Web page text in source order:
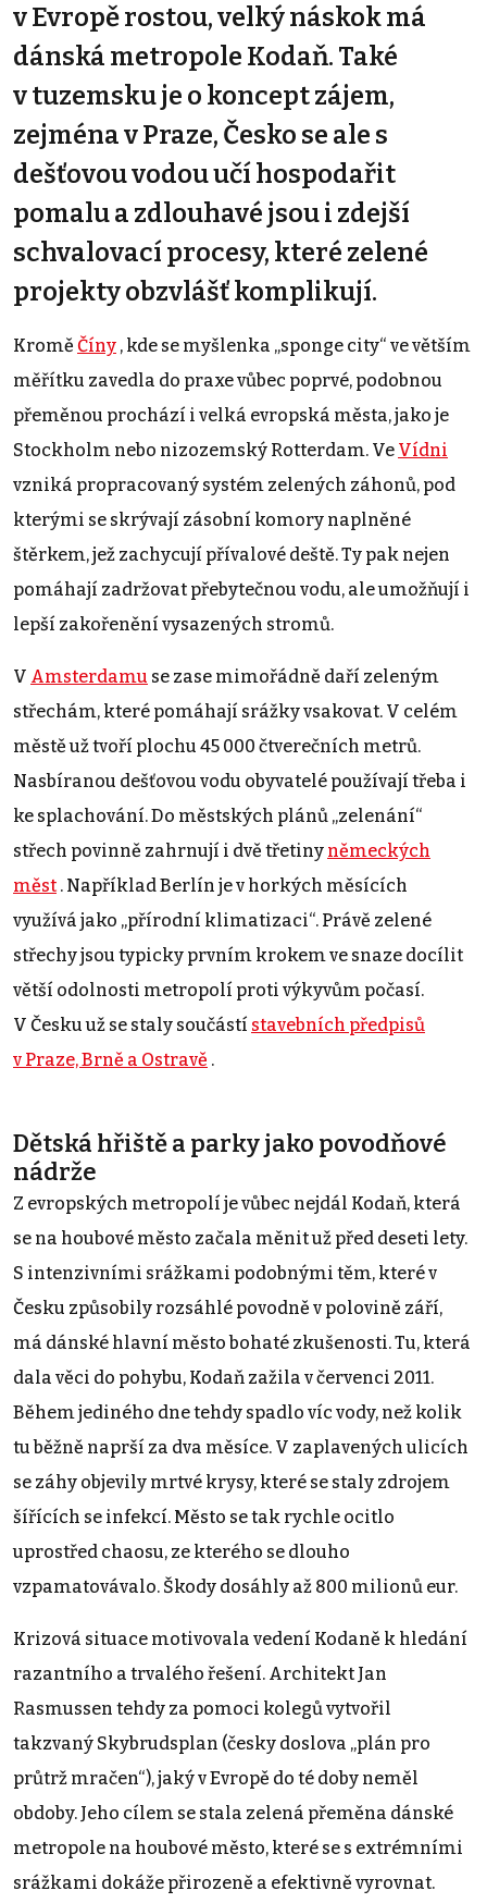
v Evropě rostou, velký náskok má
dánská metropole Kodaň. Také
v tuzemsku je o koncept zájem,
zejména v Praze, Česko se ale s
dešťovou vodou učí hospodařit
pomalu a zdlouhavé jsou i zdejší
schvalovací procesy, které zelené
projekty obzvlášť komplikují.
Kromě Číny , kde se myšlenka „sponge city“ ve větším
měřítku zavedla do praxe vůbec poprvé, podobnou
přeměnou prochází i velká evropská města, jako je
Stockholm nebo nizozemský Rotterdam. Ve Vídni
vzniká propracovaný systém zelených záhonů, pod
kterými se skrývají zásobní komory naplněné
štěrkem, jež zachycují přívalové deště. Ty pak nejen
pomáhají zadržovat přebytečnou vodu, ale umožňují i
lepší zakořenění vysazených stromů.
V Amsterdamu se zase mimořádně daří zeleným
střechám, které pomáhají srážky vsakovat. V celém
městě už tvoří plochu 45 000 čtverečních metrů.
Nasbíranou dešťovou vodu obyvatelé používají třeba i
ke splachování. Do městských plánů „zelenání“
střech povinně zahrnují i dvě třetiny německých
měst . Například Berlín je v horkých měsících
využívá jako „přírodní klimatizaci“. Právě zelené
střechy jsou typicky prvním krokem ve snaze docílit
větší odolnosti metropolí proti výkyvům počasí.
V Česku už se staly součástí stavebních předpisů
v Praze, Brně a Ostravě .
Dětská hřiště a parky jako povodňové
nádrže
Z evropských metropolí je vůbec nejdál Kodaň, která
se na houbové město začala měnit už před deseti lety.
S intenzivními srážkami podobnými těm, které v
Česku způsobily rozsáhlé povodně v polovině září,
má dánské hlavní město bohaté zkušenosti. Tu, která
dala věci do pohybu, Kodaň zažila v červenci 2011.
Během jediného dne tehdy spadlo víc vody, než kolik
tu běžně naprší za dva měsíce. V zaplavených ulicích
se záhy objevily mrtvé krysy, které se staly zdrojem
šířících se infekcí. Město se tak rychle ocitlo
uprostřed chaosu, ze kterého se dlouho
vzpamatovávalo. Škody dosáhly až 800 milionů eur.
Krizová situace motivovala vedení Kodaně k hledání
razantního a trvalého řešení. Architekt Jan
Rasmussen tehdy za pomoci kolegů vytvořil
takzvaný Skybrudsplan (česky doslova „plán pro
průtrž mračen“), jaký v Evropě do té doby neměl
obdoby. Jeho cílem se stala zelená přeměna dánské
metropole na houbové město, které se s extrémními
srážkami dokáže přirozeně a efektivně vyrovnat.